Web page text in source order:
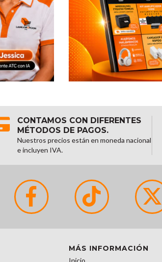
CONTAMOS CON DIFERENTES
MÉTODOS DE PAGOS.
Nuestros precios están en moneda nacional
e incluyen IVA.
MÁS INFORMACIÓN
Inicio